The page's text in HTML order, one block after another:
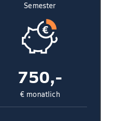
Semester
750,-
€ monatlich